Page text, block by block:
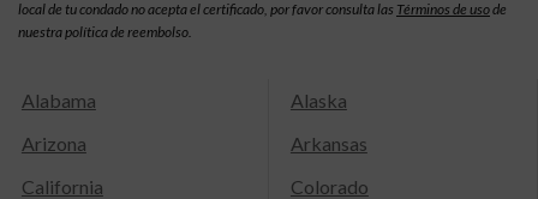
local de tu condado no acepta el certificado, por favor consulta las Términos de usode
nuestra política de reembolso.
Alabama
Alaska
Arizona
Arkansas
California
Colorado